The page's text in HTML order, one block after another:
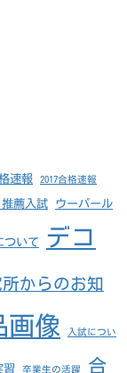
速報 2017合格速報
推薦入試 ウーパール
ついて
デコ
からのお知
画像 入試につい
習 卒業生の活躍
合